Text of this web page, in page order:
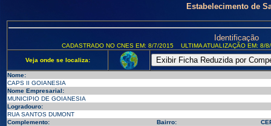
Estabelecimento de
Identificação
CADASTRADO NO CNES EM: 8/7/2015 ULTIMA ATUALIZAÇÃO EM:
Veja onde se localiza:
Nome:
CAPS II GOIANESIA
Nome Empresarial:
MUNICIPIO DE GOIANESIA
Logradouro:
RUA SANTOS DUMONT
Complemento:
Bairro: